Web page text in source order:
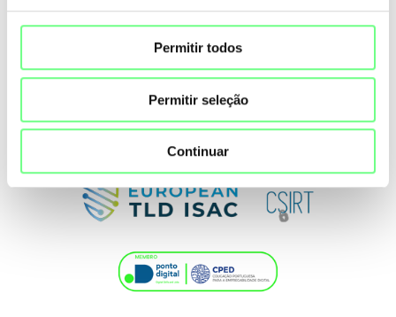
Permitir todos
Permitir seleção
Continuar